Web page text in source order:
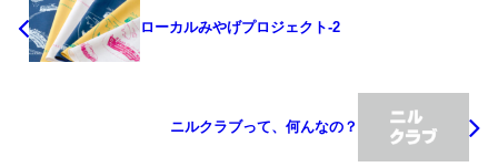
ローカルみやげプロジェクト-2
ニルクラブって、何んなの？